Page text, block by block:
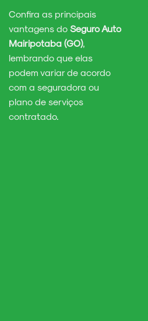
Confira as principais
vantagens do Seguro Auto
Mairipotaba (GO),
lembrando que elas
podem variar de acordo
com a seguradora ou
plano de serviços
contratado.